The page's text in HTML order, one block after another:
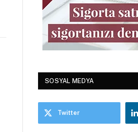
SOSYAL MEDYA
Twitter